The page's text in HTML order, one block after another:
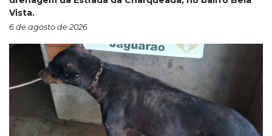
Vista.
6 de agosto de 2026